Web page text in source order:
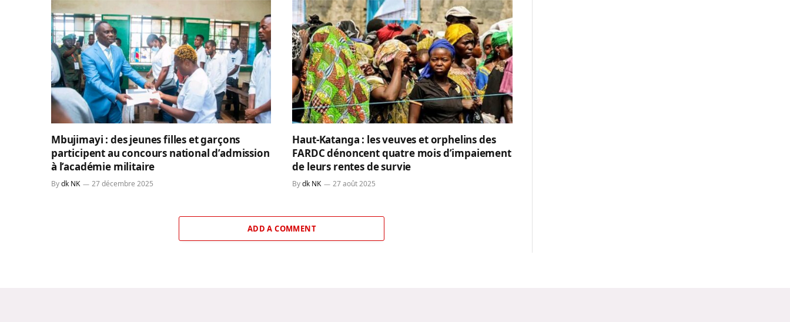
Mbujimayi : des jeunes filles et garçons
participent au concours national d’admission
à l’académie militaire
Bydk NK 27 décembre 2025
Haut-Katanga : les veuves et orphelins des
FARDC dénoncent quatre mois d’impaiement
de leurs rentes de survie
By dk NK 27 août 2025
ADD A COMMENT